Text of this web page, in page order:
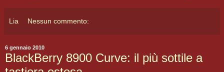
Lia Nessun commento:
6 gennaio 2010
BlackBerry 8900 Curve: il più sottile a